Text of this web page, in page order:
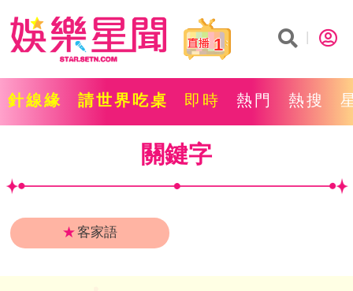
1
針線緣 請世界吃桌 即時 熱門 熱搜
關鍵字
★客家語